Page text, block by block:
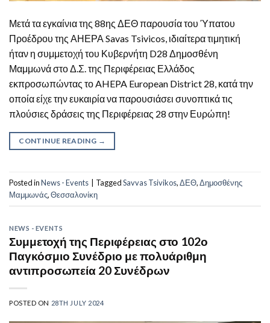
Μετά τα εγκαίνια της 88ης ΔΕΘ παρουσία του Ύπατου
Προέδρου της ΑΗΕΡΑ Savas Tsivicos, ιδιαίτερα τιμητική
ήταν η συμμετοχή του Κυβερνήτη D28 Δημοσθένη
Μαμμωνά στο Δ.Σ. της Περιφέρειας Ελλάδος
εκπροσωπώντας το AHEPA European District 28, κατά την
οποία είχε την ευκαιρία να παρουσιάσει συνοπτικά τις
πλούσιες δράσεις της Περιφέρειας 28 στην Ευρώπη!
CONTINUE READING →
Posted inNews - Events TaggedSavvas Tsivikos,ΔΕΘ,Δημοσθένης
Μαμμωνάς,Θεσσαλονίκη
NEWS - EVENTS
Συμμετοχή της Περιφέρειας στο 102ο
Παγκόσμιο Συνέδριο με πολυάριθμη
αντιπροσωπεία 20 Συνέδρων
POSTED ON 28TH JULY 2024